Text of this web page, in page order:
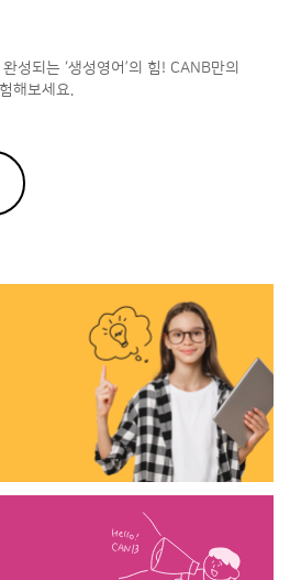
성되는 ‘생성영어’의 힘! CANB만의
해보세요.